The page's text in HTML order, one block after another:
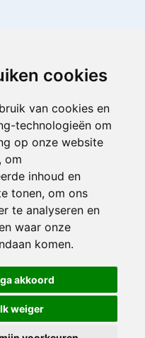
cookies
van cookies en
technologieën om
op onze website
om
inhoud en
tonen, om ons
te analyseren en
waar onze
komen.
akkoord
Ik weiger
|Herroepingsrecht
Informatie Beoordelingen